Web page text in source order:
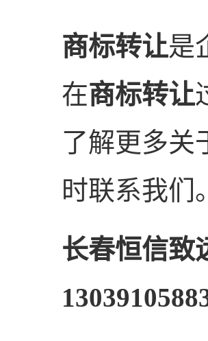
商标转让是
在商标转让
了解更多关
时联系我们。
长春恒信致